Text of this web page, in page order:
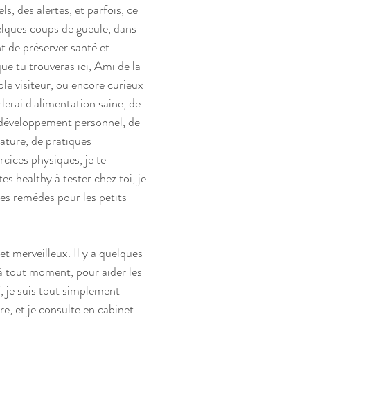
des alertes, et parfois, ce
coups de gueule, dans
de préserver santé et
tu trouveras ici, Ami de la
visiteur, ou encore curieux
d'alimentation saine, de
personnel, de
de pratiques
physiques, je te
healthy à tester chez toi, je
remèdes pour les petits
merveilleux. Il y a quelques
tout moment, pour aider les
je suis tout simplement
et je consulte en cabinet